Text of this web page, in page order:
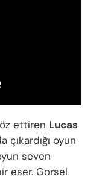
ettiren Lucas
çıkardığı oyun
seven
eser. Görsel